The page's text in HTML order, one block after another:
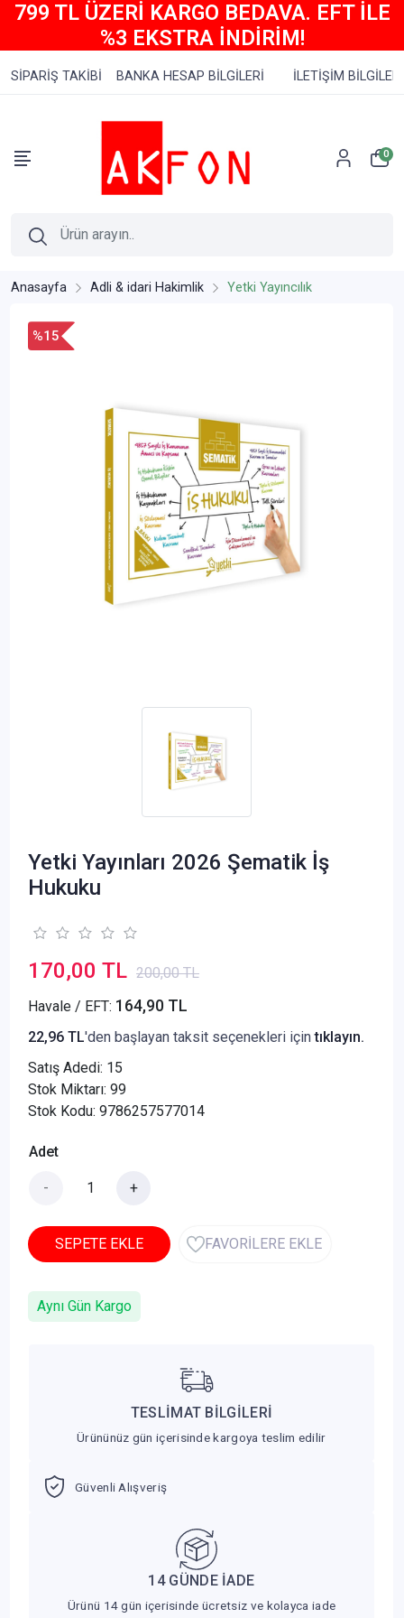
799 TL ÜZERİ KARGO BEDAVA. EFT İLE
%3 EKSTRA İNDİRİM!
SİPARİŞ TAKİBİ BANKA HESAP BİLGİLERİ İLETİŞİM BİLGİLERİ
0
Anasayfa Adli & idari Hakimlik Yetki Yayıncılık
%15
Yetki Yayınları 2026 Şematik İş
Hukuku
170,00 TL 200,00 TL
Havale / EFT: 164,90 TL
22,96 TL'den başlayan taksit seçenekleri içintıklayın.
Satış Adedi: 15
Stok Miktarı: 99
Stok Kodu: 9786257577014
Adet
- +
SEPETE EKLE FAVORİLERE EKLE
Aynı Gün Kargo
TESLİMAT BİLGİLERİ
Ürününüz gün içerisinde kargoya teslim edilir
Güvenli Alışveriş
14 GÜNDE İADE
Ürünü 14 gün içerisinde ücretsiz ve kolayca iade